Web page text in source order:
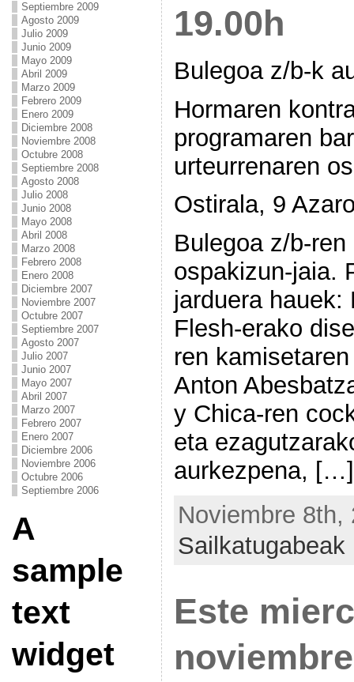
Septiembre 2009
Agosto 2009
Julio 2009
Junio 2009
Mayo 2009
Abril 2009
Marzo 2009
Febrero 2009
Enero 2009
Diciembre 2008
Noviembre 2008
Octubre 2008
Septiembre 2008
Agosto 2008
Julio 2008
Junio 2008
Mayo 2008
Abril 2008
Marzo 2008
Febrero 2008
Enero 2008
Diciembre 2007
Noviembre 2007
Octubre 2007
Septiembre 2007
Agosto 2007
Julio 2007
Junio 2007
Mayo 2007
Abril 2007
Marzo 2007
Febrero 2007
Enero 2007
Diciembre 2006
Noviembre 2006
Octubre 2006
Septiembre 2006
A
sample
text
widget
19.00h
Bulegoa z/b-k
Hormaren
programaren
urteurrenaren
Ostirala, 9
Bulegoa z/b-
ospakizun-jaia.
jarduera hauek:
Flesh-erako
ren
Anton
y Chica-ren
eta
aurkezpena, […]
Noviembre 8th,
Sailkatugabeak
Este